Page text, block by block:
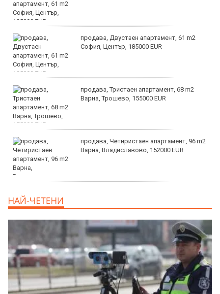
продава, Двустаен апартамент, 61 m2
София, Център, 185000 EUR
продава, Тристаен апартамент, 68 m2
Варна, Трошево, 155000 EUR
продава, Четиристаен апартамент, 96 m2
Варна, Владиславово, 152000 EUR
НАЙ-ЧЕТЕНИ